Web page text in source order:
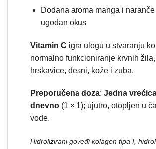
Dodana aroma manga i naranče
ugodan okus
Vitamin C igra ulogu u stvaranju
normalno funkcioniranje krvnih
hrskavice, desni, kože i zuba.
Preporučena doza: Jedna vrećica
dnevno (1 × 1); ujutro, otopljen u
vode.
Hidrolizirani goveđi kolagen tipa I,